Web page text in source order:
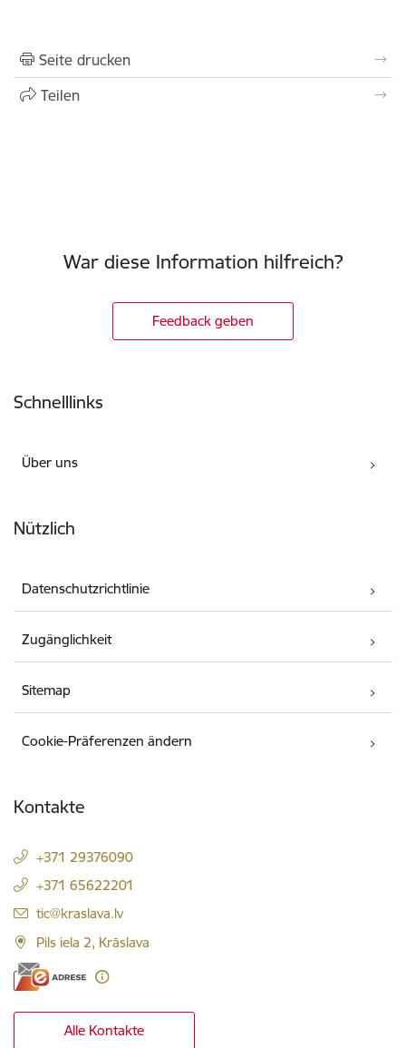
Seite drucken
Teilen
War diese Information hilfreich?
Feedback geben
Schnelllinks
Über uns
Nützlich
Datenschutzrichtlinie
Zugänglichkeit
Sitemap
Cookie-Präferenzen ändern
Kontakte
+371 29376090
+371 65622201
E-Mail:
tic@kraslava.lv
Pils iela 2, Krāslava
Alle Kontakte